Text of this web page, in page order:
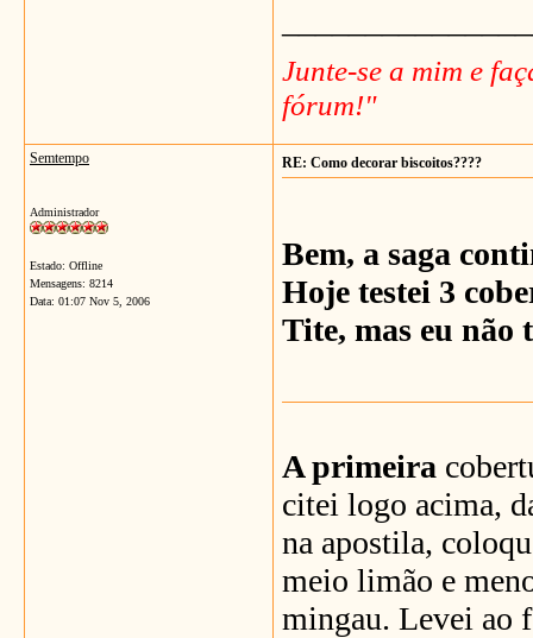
Junte-se a mim e
fórum!"
Semtempo
Administrador
Estado: Offline
Mensagens: 8214
Data: 01:07 Nov 5, 2006
RE: Como decorar biscoitos????
Bem, a saga
Hoje testei 3
Tite, mas eu não
A primeira
citei logo acima,
na apostila,
meio limão e
mingau. Levei ao